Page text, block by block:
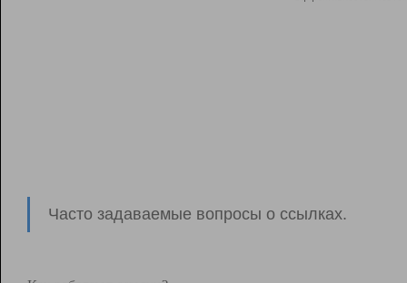
Часто задаваемые вопросы о ссылках.